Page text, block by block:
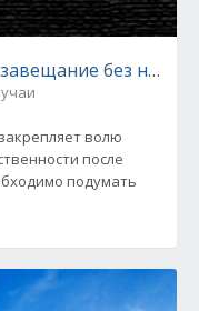
без
волю
после
подумать